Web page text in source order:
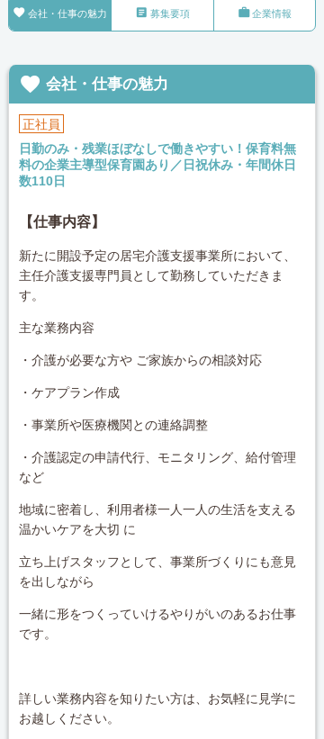
 会社・仕事の魅力  募集要項 企業情報
 会社・仕事の魅力
正社員
日勤のみ・残業ほぼなしで働きやすい！保育料無
料の企業主導型保育園あり／日祝休み・年間休日
数110日
【仕事内容】
新たに開設予定の居宅介護支援事業所において、
主任介護支援専門員として勤務していただきま
す。
主な業務内容
・介護が必要な方や ご家族からの相談対応
・ケアプラン作成
・事業所や医療機関との連絡調整
・介護認定の申請代行、モニタリング、給付管理
など
地域に密着し、利用者様一人一人の生活を支える
温かいケアを大切 に
立ち上げスタッフとして、事業所づくりにも意見
を出しながら
一緒に形をつくっていけるやりがいのあるお仕事
です。
詳しい業務内容を知りたい方は、お気軽に見学に
お越しください。